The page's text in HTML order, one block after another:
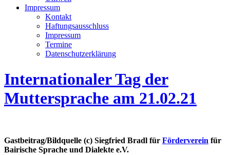
Impressum
Kontakt
Haftungsausschluss
Impressum
Termine
Datenschutzerklärung
Internationaler Tag der
Muttersprache am 21.02.21
Gastbeitrag/Bildquelle (c) Siegfried Bradl für Förderverein für
Bairische Sprache und Dialekte e.V.